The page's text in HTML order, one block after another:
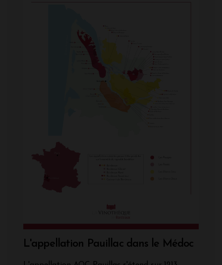
L'appellation Pauillac dans le Médoc